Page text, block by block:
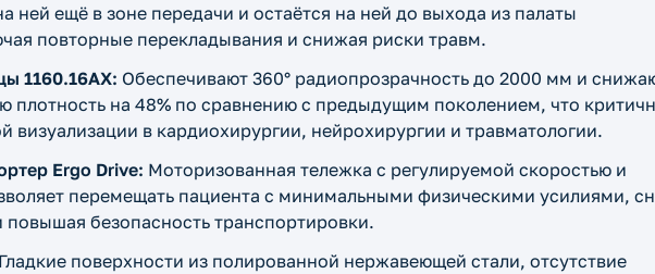
ней ещё в зоне передачи и остаётся на ней до выхода из палаты
повторные перекладывания и снижая риски травм.
1160.16AX: Обеспечивают 360° радиопрозрачность до 2000 мм и
плотность на 48% по сравнению с предыдущим поколением, что
визуализации в кардиохирургии, нейрохирургии и травматологии.
Ergo Drive: Моторизованная тележка с регулируемой скоростью и
перемещать пациента с минимальными физическими усилиями,
повышая безопасность транспортировки.
Гладкие поверхности из полированной нержавеющей стали, отсутствие